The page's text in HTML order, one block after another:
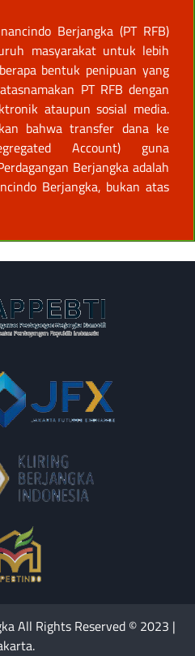
Berjangka (PT RFB)
masyarakat untuk lebih
bentuk penipuan yang
PT RFB dengan
ataupun sosial media.
bahwa transfer dana ke
Account) guna
Berjangka adalah
Berjangka, bukan atas
All Rights Reserved © 2023 |